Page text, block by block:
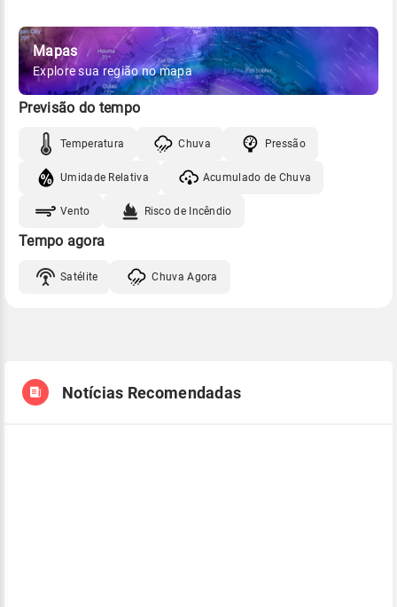
Mapas
Explore sua região no mapa
Previsão do tempo
Temperatura Chuva Pressão
Umidade Relativa Acumulado de Chuva
Vento Risco de Incêndio
Tempo agora
Satélite Chuva Agora
Notícias Recomendadas